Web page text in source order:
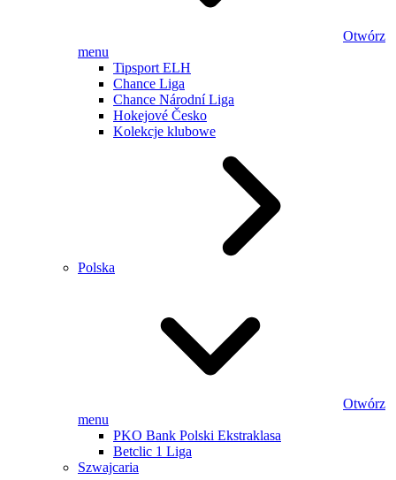
Otwórz
menu
Tipsport ELH
Chance Liga
Chance Národní Liga
Hokejové Česko
Kolekcje klubowe
Polska
Otwórz
menu
PKO Bank Polski Ekstraklasa
Betclic 1 Liga
Szwajcaria